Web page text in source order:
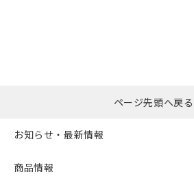
括ダウンロード
ページ先頭へ戻る
お知らせ・最新情報
商品情報